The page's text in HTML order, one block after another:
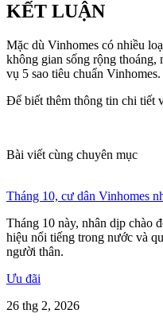
KẾT LUẬN
Mặc dù Vinhomes có nhiều
không gian sống rộng
vụ 5 sao tiêu chuẩn Vinhomes.
Để biết thêm thông tin chi tiết
Bài viết cùng chuyên mục
Tháng 10, cư dân Vinhomes
Tháng 10 này, nhân dịp chào
hiệu nổi tiếng trong nước và
người thân.
Ưu đãi
26 thg 2, 2026